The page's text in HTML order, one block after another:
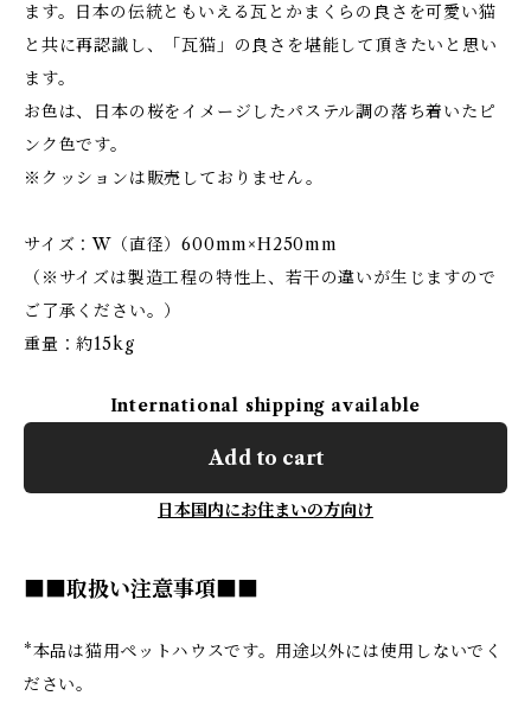
ます。日本の伝統ともいえる瓦とかまくらの良さを可愛い猫
と共に再認識し、「瓦猫」の良さを堪能して頂きたいと思い
ます。
お色は、日本の桜をイメージしたパステル調の落ち着いたピ
ンク色です。
※クッションは販売しておりません。
サイズ：W（直径）600mm×H250mm
（※サイズは製造工程の特性上、若干の違いが生じますので
ご了承ください。）
重量：約15kg
International shipping available
Add to cart
日本国内にお住まいの方向け
■■取扱い注意事項■■
*本品は猫用ペットハウスです。用途以外には使用しないでく
ださい。